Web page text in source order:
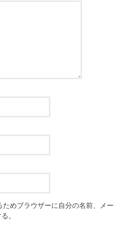
めブラウザーに自分の名前、メー
。